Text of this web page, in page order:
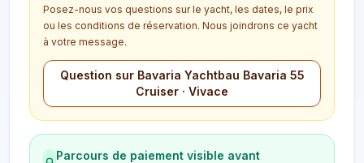
Posez-nous vos questions sur le yacht, les dates, le prix
ou les conditions de réservation. Nous joindrons ce yacht
à votre message.
Question sur Bavaria Yachtbau Bavaria 55
Cruiser · Vivace
Parcours de paiement visible avant